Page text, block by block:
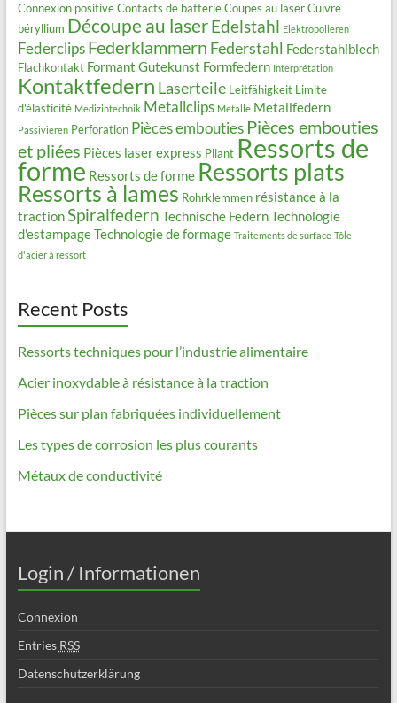
Connexion positive Contacts de batterie Coupes au laser Cuivre
béryllium Découpe au laserEdelstahl Elektropolieren
Federclips Federklammern Federstahl Federstahlblech
Flachkontakt Formant Gutekunst Formfedern Interprétation
Kontaktfedern Laserteile Leitfähigkeit Limite
d'élasticité Medizintechnik Metallclips Metalle Metallfedern
Passivieren Perforation Pièces embouties Pièces embouties
et pliées Pièces laser express Pliant Ressorts de
forme Ressorts de forme Ressorts plats
Ressorts à lames Rohrklemmen résistance à la
tractionSpiralfedern Technische FedernTechnologie
d'estampageTechnologie de formage Traitements de surface Tôle
d'acier à ressort
Recent Posts
Ressorts techniques pour l’industrie alimentaire
Acier inoxydable à résistance à la traction
Pièces sur plan fabriquées individuellement
Les types de corrosion les plus courants
Métaux de conductivité
Login / Informationen
Connexion
Entries RSS
Datenschutzerklärung